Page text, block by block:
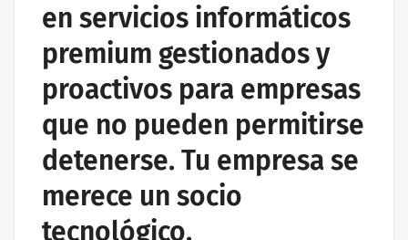
en servicios informáticos
premium gestionados y
proactivos para empresas
que no pueden permitirse
detenerse. Tu empresa se
merece un socio
tecnológico.